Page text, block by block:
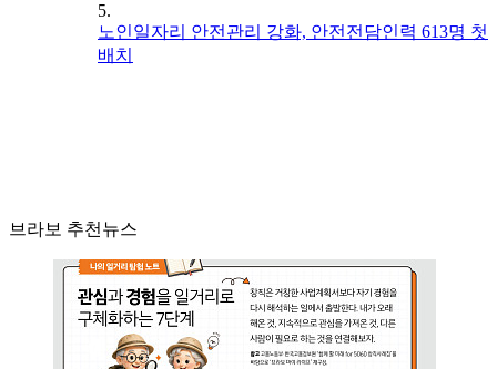
5.
노인일자리 안전관리 강화, 안전전담인력 613명 첫
배치
브라보 추천뉴스